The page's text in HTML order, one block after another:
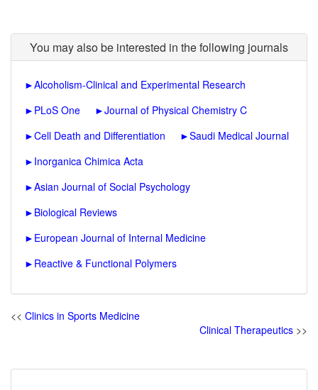
You may also be interested in the following journals
►Alcoholism-Clinical and Experimental Research
► PLoS One ►Journal of Physical Chemistry C
►Cell Death and Differentiation ►Saudi Medical Journal
► Inorganica Chimica Acta
►Asian Journal of Social Psychology
► Biological Reviews
► European Journal of Internal Medicine
► Reactive & Functional Polymers
<< Clinics in Sports Medicine
Clinical Therapeutics >>